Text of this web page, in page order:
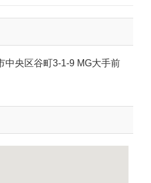
中央区谷町3-1-9 MG大手前